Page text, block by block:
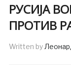
РУСИЈА
ПРОТИВ
Written by